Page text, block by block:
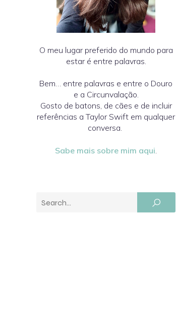
O meu lugar preferido do mundo para
estar é entre palavras.
Bem… entre palavras e entre o Douro
e a Circunvalação.
Gosto de batons, de cães e de incluir
referências a Taylor Swift em qualquer
conversa.
Sabe mais sobre mim aqui.